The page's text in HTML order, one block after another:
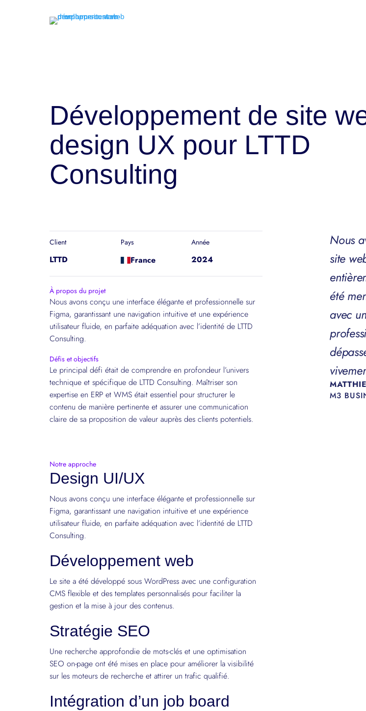
Développement de site
design UX pour LTTD
Consulting
Client
LTTD
Pays
France
Année
2024
À propos du projet
Nous avons conçu une interface élégante et professionnelle sur
Figma, garantissant une navigation intuitive et une expérience
utilisateur fluide, en parfaite adéquation avec l’identité de LTTD
Consulting.
Défis et objectifs
Le principal défi était de comprendre en profondeur l’univers
technique et spécifique de LTTD Consulting. Maîtriser son
expertise en ERP et WMS était essentiel pour structurer le
contenu de manière pertinente et assurer une communication
claire de sa proposition de valeur auprès des clients potentiels.
Nous
site
été
avec
M3
Notre approche
Design UI/UX
Nous avons conçu une interface élégante et professionnelle sur
Figma, garantissant une navigation intuitive et une expérience
utilisateur fluide, en parfaite adéquation avec l’identité de LTTD
Consulting.
Développement web
Le site a été développé sous WordPress avec une configuration
CMS flexible et des templates personnalisés pour faciliter la
gestion et la mise à jour des contenus.
Stratégie SEO
Une recherche approfondie de mots-clés et une optimisation
SEO on-page ont été mises en place pour améliorer la visibilité
sur les moteurs de recherche et attirer un trafic qualifié.
Intégration d’un job board